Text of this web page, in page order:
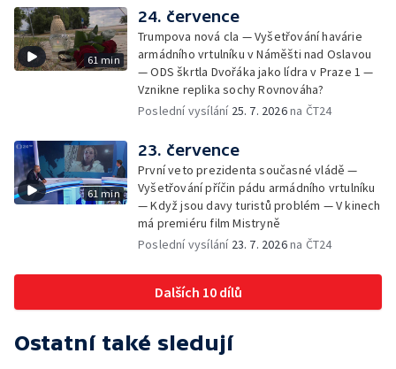
61 min
24. července
Trumpova nová cla — Vyšetřování havárie
armádního vrtulníku v Náměšti nad Oslavou
— ODS škrtla Dvořáka jako lídra v Praze 1 —
Vznikne replika sochy Rovnováha?
Poslední vysílání 25. 7. 2026na ČT24
61 min
23. července
První veto prezidenta současné vládě —
Vyšetřování příčin pádu armádního vrtulníku
— Když jsou davy turistů problém — V kinech
má premiéru film Mistryně
Poslední vysílání 23. 7. 2026na ČT24
Dalších 10 dílů
Ostatní také sledují